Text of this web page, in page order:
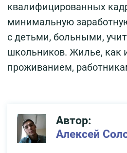
квалифицированных
минимальную
с детьми, больными,
школьников. Жилье, как
проживанием,
Автор:
Алексей